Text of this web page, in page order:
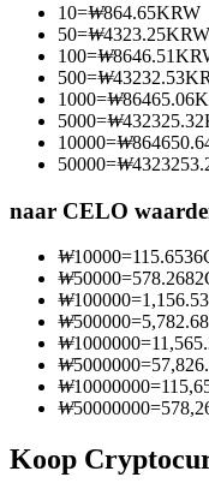
Kopiëren Handel
Sluit je aan bij top
Word een Copy
10=₩864.65KRW
50=₩4323.25KRW
100=₩8646.51
500=₩43232.53
1000=₩86465.06
5000=₩432325.32
10000=₩
50000=₩
naar CELO
₩10000=115.6536
₩50000=578.2682
₩100000=
₩500000=
₩1000000=
₩5000000=
₩10000000=
₩50000000=
Koop